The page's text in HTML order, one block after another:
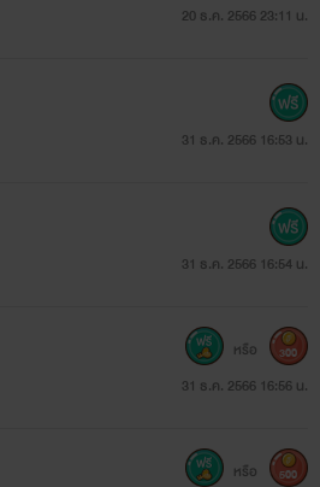
20 ธ.ค. 2566 23:11 น.
31 ธ.ค. 2566 16:53 น.
31 ธ.ค. 2566 16:54 น.
31 ธ.ค. 2566 16:56 น.
หรือ 300
หรือ 500